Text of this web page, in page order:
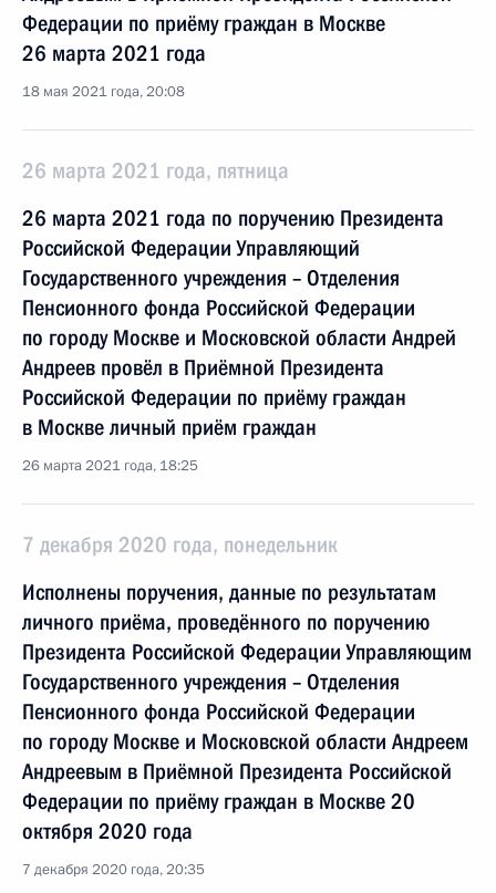
Федерации по приёму граждан в Москве
26 марта 2021 года
18 мая 2021 года, 20:08
26 марта 2021 года, пятница
26 марта 2021 года по поручению Президента
Российской Федерации Управляющий
Государственного учреждения – Отделения
Пенсионного фонда Российской Федерации
по городу Москве и Московской области Андрей
Андреев провёл в Приёмной Президента
Российской Федерации по приёму граждан
в Москве личный приём граждан
26 марта 2021 года, 18:25
7 декабря 2020 года, понедельник
Исполнены поручения, данные по результатам
личного приёма, проведённого по поручению
Президента Российской Федерации Управляющим
Государственного учреждения – Отделения
Пенсионного фонда Российской Федерации
по городу Москве и Московской области Андреем
Андреевым в Приёмной Президента Российской
Федерации по приёму граждан в Москве 20
октября 2020 года
7 декабря 2020 года, 20:35